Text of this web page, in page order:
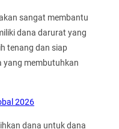
sangat membantu
dana darurat yang
tenang dan siap
yang membutuhkan
2026
dana untuk dana